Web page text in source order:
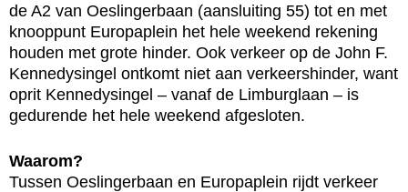
de A2 van Oeslingerbaan (aansluiting 55) tot en met
knooppunt Europaplein het hele weekend rekening
houden met grote hinder. Ook verkeer op de John F.
Kennedysingel ontkomt niet aan verkeershinder, want
oprit Kennedysingel – vanaf de Limburglaan – is
gedurende het hele weekend afgesloten.
Waarom?
Tussen Oeslingerbaan en Europaplein rijdt verkeer